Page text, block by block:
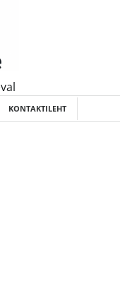
KONTAKTILEHT